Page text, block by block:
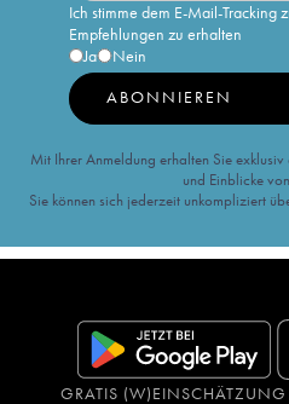
Ich stimme dem E-Mail-Tracking
Empfehlungen zu erhalten
Ja
Nein
ABONNIEREN
Mit Ihrer Anmeldung erhalten Sie
und Einblicke
Sie können sich jederzeit unkompliziert
GRATIS (W)EINSCHÄTZUNG